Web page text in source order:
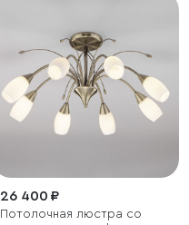
26 400 ₽
Потолочная люстра со